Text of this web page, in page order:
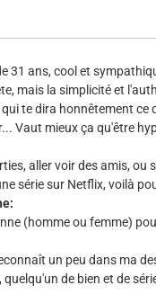
31 ans, cool et
mais la simplicité et
te dira honnêtement ce
Vaut mieux ça qu'être
aller voir des amis, ou
série sur Netflix, voilà
(homme ou femme)
un peu dans ma
de bien et de